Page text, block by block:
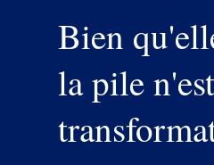
Bien
la pile